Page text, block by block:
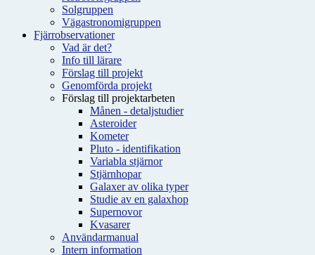
Solgruppen
Vägastronomigruppen
Fjärrobservationer
Vad är det?
Info till lärare
Förslag till projekt
Genomförda projekt
Förslag till projektarbeten
Månen - detaljstudier
Asteroider
Kometer
Pluto - identifikation
Variabla stjärnor
Stjärnhopar
Galaxer av olika typer
Studie av en galaxhop
Supernovor
Kvasarer
Användarmanual
Intern information